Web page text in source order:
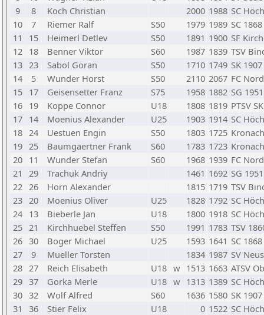
9
8 Koch Christian 2000 1988 SC
10
7 Riemer Ralf S50 1979 1989 SC
11
15 Heimerl Detlev S50 1891 1900 SF
12 18 Benner Viktor S60 1987 1839 TSV
13 23 Sabol Goran S50 1710 1749 SK
14
5 Wunder Horst S50 2110 2067 FC
15 17 Geisensetter Franz S75 1958 1882 SG
16 19 Koppe Connor U18 1808 1819 PTSV
17 14 Moenius Alexander U25 1903 1914 SC
18 24 Uestuen Engin S50 1803 1725
19 25 Baumgaertner Frank S60 1783 1723
20 11 Wunder Stefan S60 1968 1939 FC
21
29 Trachuk Andriy 1461 1692 SG
22 26 Horn Alexander 1815 1719 TSV
23 20 Moenius Oliver U25 1828 1792 SC
24 13 Bieberle Jan U18 1800 1918 SC
25 21 Kirchhuebel Steffen S50 1991 1783 TSV
26 30 Boger Michael U25 1593 1641 SC
27
9 Mueller Torsten 1834 1987 SV
28 27 Reich Elisabeth U18 w 1513 1663 ATSV
29 37 Gorka Merle U18 w 1313 1389 SC
30 32 Wolf Alfred S60 1636 1580 SK
31
36 Stier Felix U18 0 1522 SC